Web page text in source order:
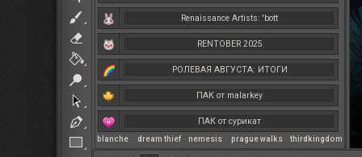
Renaissance Artists: 'bott
RENTOBER 2025
РОЛЕВАЯ АВГУСТА: ИТОГИ
ПАК от malarkey
ПАК от сурикат
РЕНМАЙ
blanche – dream thief– nemesis – prague walks– thirdkingdom